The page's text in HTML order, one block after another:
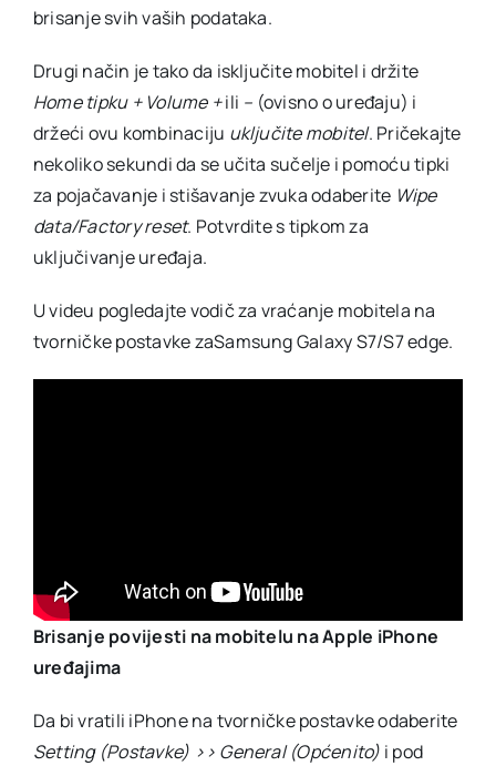
brisanje svih vaših podataka.
Drugi način je tako da isključite mobitel i držite
Home tipku + Volume +ili – (ovisno o uređaju) i
držeći ovu kombinaciju uključite mobitel. Pričekajte
nekoliko sekundi da se učita sučelje i pomoću tipki
za pojačavanje i stišavanje zvuka odaberite Wipe
data/Factory reset. Potvrdite s tipkom za
uključivanje uređaja.
U videu pogledajte vodič za vraćanje mobitela na
tvorničke postavke zaSamsung Galaxy S7/S7 edge.
Brisanje povijesti na mobitelu na Apple iPhone
uređajima
Da bi vratili iPhone na tvorničke postavke odaberite
Setting (Postavke) >> General (Općenito) i pod